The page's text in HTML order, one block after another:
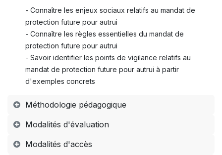
- Connaître les enjeux sociaux relatifs au mandat de
protection future pour autrui
- Connaître les règles essentielles du mandat de
protection future pour autrui
- Savoir identifier les points de vigilance relatifs au
mandat de protection future pour autrui à partir
d'exemples concrets
Méthodologie pédagogique
Modalités d'évaluation
Modalités d'accès